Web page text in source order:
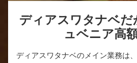
ディアスワタナベだ
ュベニア高
ディアスワタナベのメイン業務は、